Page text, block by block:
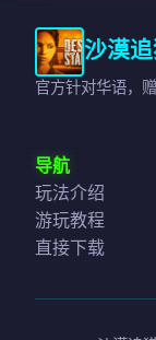
沙漠
官方针对华语，
导航
玩法介绍
游玩教程
直接下载